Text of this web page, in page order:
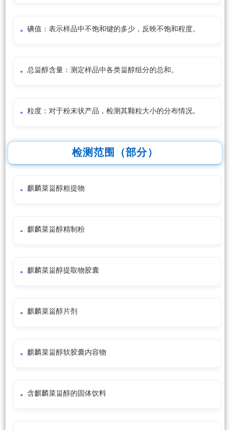
碘值：表示样品中不饱和键的多少，反映不饱和程度。
总甾醇含量：测定样品中各类甾醇组分的总和。
粒度：对于粉末状产品，检测其颗粒大小的分布情况。
检测范围（部分）
麒麟菜甾醇粗提物
麒麟菜甾醇精制粉
麒麟菜甾醇提取物胶囊
麒麟菜甾醇片剂
麒麟菜甾醇软胶囊内容物
含麒麟菜甾醇的固体饮料